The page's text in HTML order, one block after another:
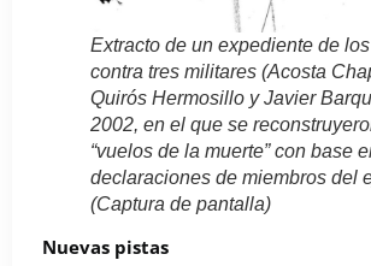
Extracto de un expediente de
contra tres militares (Acosta
Quirós Hermosillo y Javier
2002, en el que se
“vuelos de la muerte” con base
declaraciones de miembros del
(Captura de pantalla)
Nuevas pistas